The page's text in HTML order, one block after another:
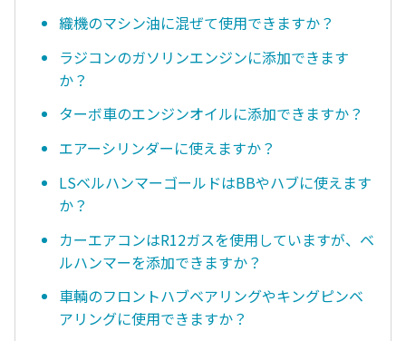
織機のマシン油に混ぜて使用できますか？
ラジコンのガソリンエンジンに添加できます
か？
ターボ車のエンジンオイルに添加できますか？
エアーシリンダーに使えますか？
LSベルハンマーゴールドはBBやハブに使えます
か？
カーエアコンはR12ガスを使用していますが、ベ
ルハンマーを添加できますか？
車輌のフロントハブベアリングやキングピンベ
アリングに使用できますか？